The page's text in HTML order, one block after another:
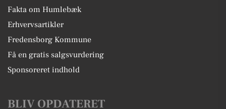
Fakta om Humlebæk
Erhvervsartikler
Fredensborg Kommune
Få en gratis salgsvurdering
Sponsoreret indhold
BLIV OPDATERET